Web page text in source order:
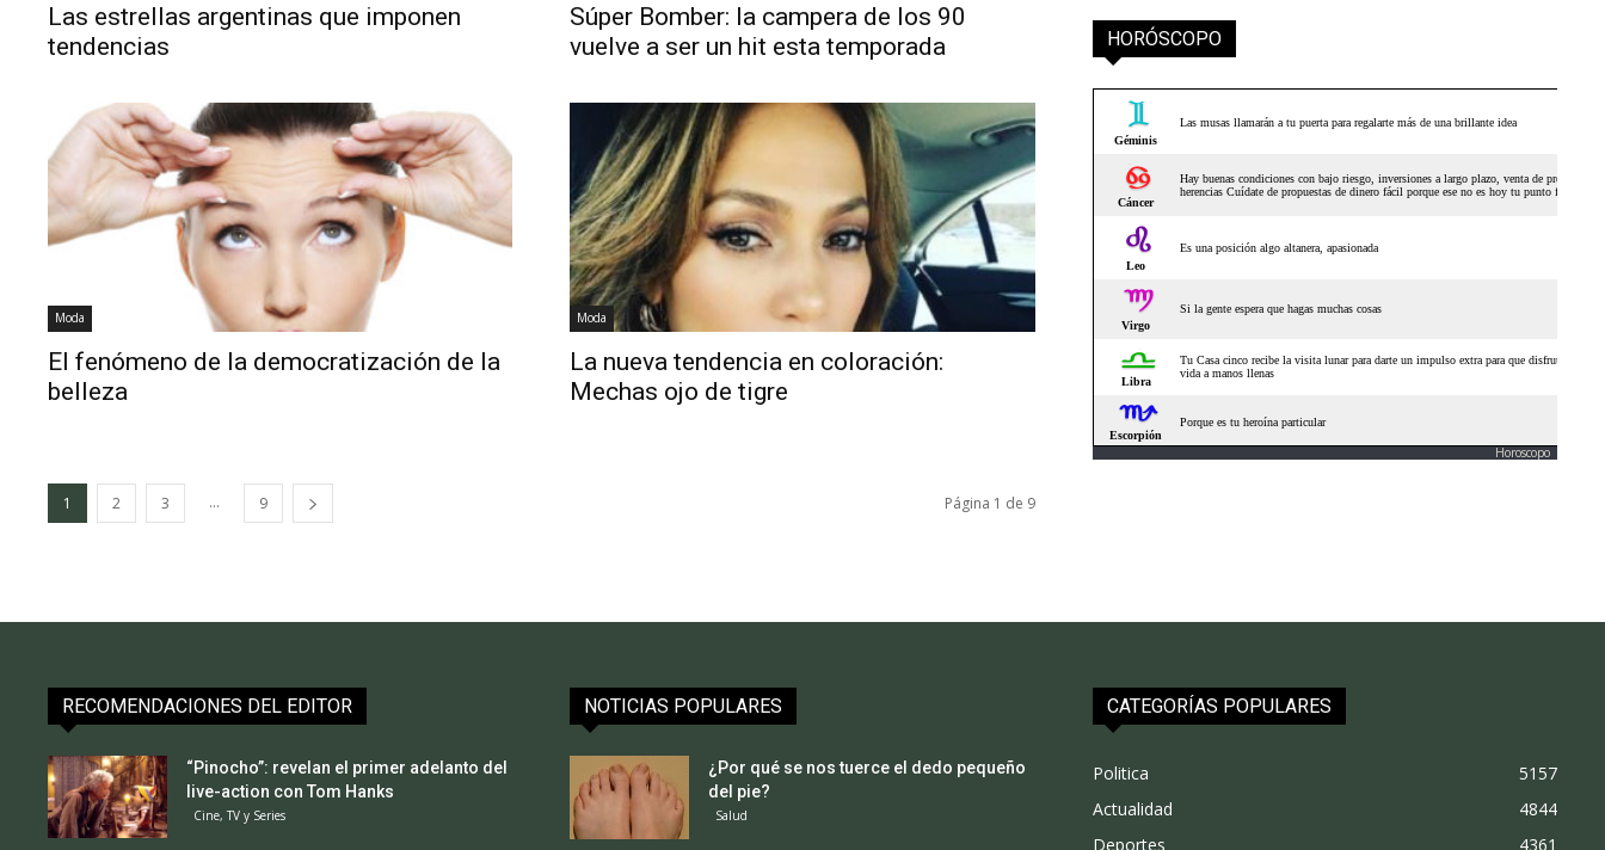
Las estrellas argentinas que imponen
tendencias
Súper Bomber: la campera de los 90
vuelve a ser un hit esta temporada
Moda
El fenómeno de la democratización de la
belleza
Moda
La nueva tendencia en coloración:
Mechas ojo de tigre
1 2 3 ... 9 Página 1 de 9
HORÓSCOPO
Horoscopo
RECOMENDACIONES DEL EDITOR
“Pinocho”: revelan el primer adelanto del
live-action con Tom Hanks
Cine, TV y Series
NOTICIAS POPULARES
¿Por qué se nos tuerce el dedo pequeño
del pie?
Salud
CATEGORÍAS POPULARES
Politica
5157
Actualidad
4844
Deportes
4361